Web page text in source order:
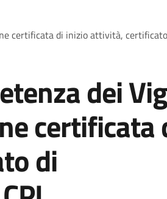
certificata di inizio attività,
dei
certificata
di